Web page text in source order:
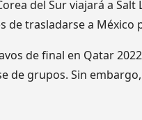
del Sur viajará a
de trasladarse a México
de final en Qatar
de grupos. Sin